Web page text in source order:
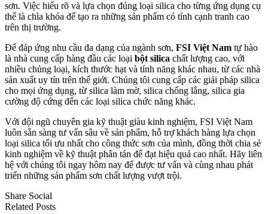
sơn. Việc hiểu rõ và lựa chọn đúng loại silica cho từng ứng dụng cụ
thể là chìa khóa để tạo ra những sản phẩm có tính cạnh tranh cao
trên thị trường.
Để đáp ứng nhu cầu đa dạng của ngành sơn, FSI Việt Nam tự hào
là nhà cung cấp hàng đầu các loại bột silica chất lượng cao, với
nhiều chủng loại, kích thước hạt và tính năng khác nhau, từ các nhà
sản xuất uy tín trên thế giới. Chúng tôi cung cấp các giải pháp silica
cho mọi ứng dụng, từ silica làm mờ, silica chống lắng, silica gia
cường độ cứng đến các loại silica chức năng khác.
Với đội ngũ chuyên gia kỹ thuật giàu kinh nghiệm, FSI Việt Nam
luôn sẵn sàng tư vấn sâu về sản phẩm, hỗ trợ khách hàng lựa chọn
loại silica tối ưu nhất cho công thức sơn của mình, đồng thời chia sẻ
kinh nghiệm về kỹ thuật phân tán để đạt hiệu quả cao nhất. Hãy liên
hệ với chúng tôi ngay hôm nay để được tư vấn và cùng nhau phát
triển những sản phẩm sơn chất lượng vượt trội.
Share Social
Related Posts